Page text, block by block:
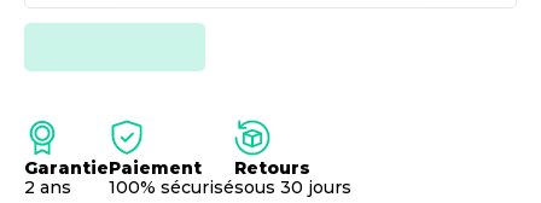
Garantie
2 ans
Paiement
100% sécurisé
Retours
sous 30 jours